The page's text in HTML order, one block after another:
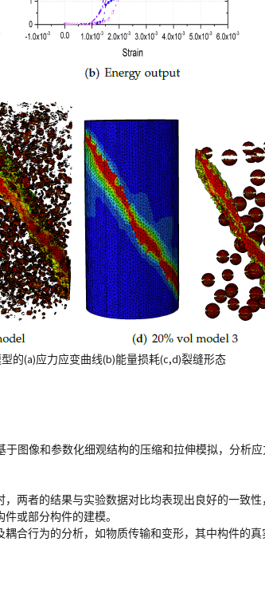
的(a)应力应变曲线(b)能量损耗(c,d)裂缝形态
图像和参数化细观结构的压缩和拉伸模拟，分析
两者的结果与实验数据对比均表现出良好的一致性
或部分构件的建模。
合行为的分析，如物质传输和变形，其中构件的